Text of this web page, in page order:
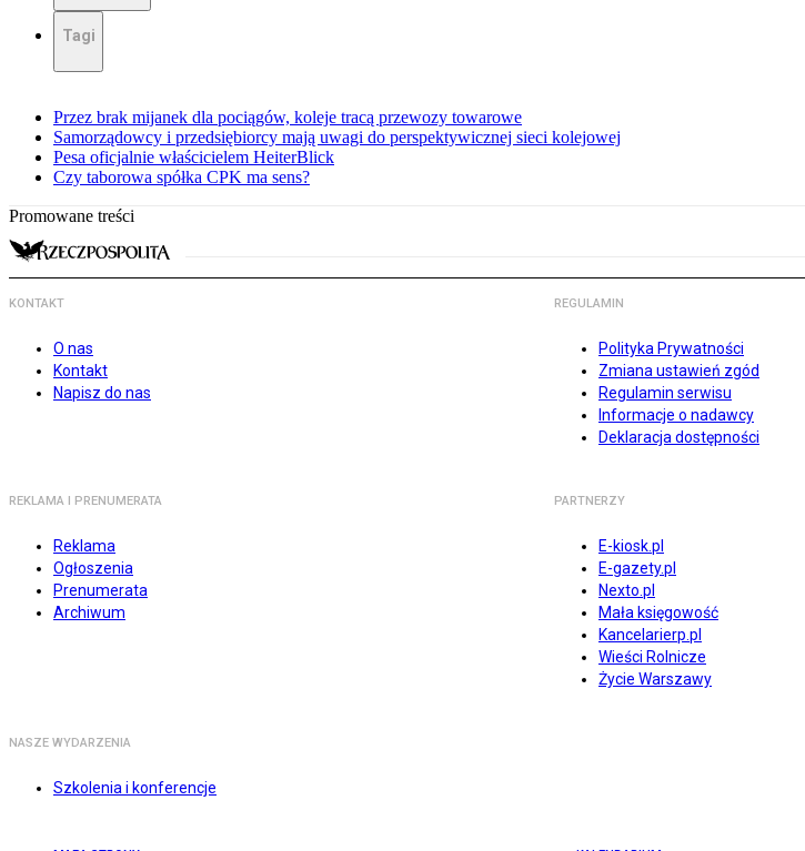
Tagi
Przez brak mijanek dla pociągów, koleje tracą przewozy towarowe
Samorządowcy i przedsiębiorcy mają uwagi do perspektywicznej sieci kolejowej
Pesa oficjalnie właścicielem HeiterBlick
Czy taborowa spółka CPK ma sens?
Promowane treści
KONTAKT
O nas
Kontakt
Napisz do nas
REGULAMIN
Polityka Prywatności
Zmiana ustawień zgód
Regulamin serwisu
Informacje o nadawcy
Deklaracja dostępności
REKLAMA I PRENUMERATA
Reklama
Ogłoszenia
Prenumerata
Archiwum
PARTNERZY
E-kiosk.pl
E-gazety.pl
Nexto.pl
Mała księgowość
Kancelarierp.pl
Wieści Rolnicze
Życie Warszawy
NASZE WYDARZENIA
Szkolenia i konferencje